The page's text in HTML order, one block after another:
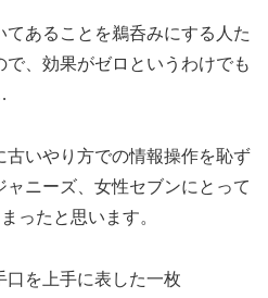
てあることを鵜呑みにする人た
、効果がゼロというわけでも
古いやり方での情報操作を恥ず
ニーズ、女性セブンにとって
ったと思います。
を上手に表した一枚